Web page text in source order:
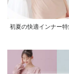
初夏の快適インナー